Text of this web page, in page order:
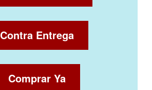
Contra Entrega
Comprar Ya